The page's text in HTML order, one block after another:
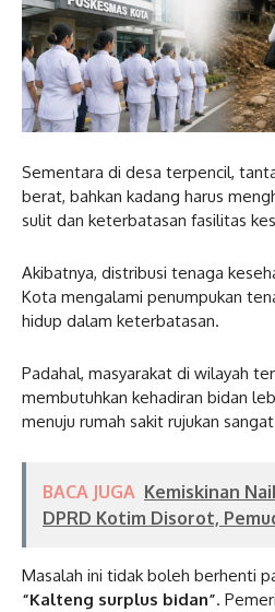
Sementara di desa terpencil,
berat, bahkan kadang harus
sulit dan keterbatasan fasilitas
Akibatnya, distribusi tenaga
Kota mengalami penumpukan
hidup dalam keterbatasan.
Padahal, masyarakat di wilayah
membutuhkan kehadiran bidan
menuju rumah sakit rujukan
BACA JUGA Kemiskinan
DPRD Kotim Disorot,
Masalah ini tidak boleh berhenti
“Kalteng surplus bidan”.